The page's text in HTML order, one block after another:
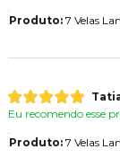
Produto:7 Velas
Eu recomendo esse
Produto:7 Velas